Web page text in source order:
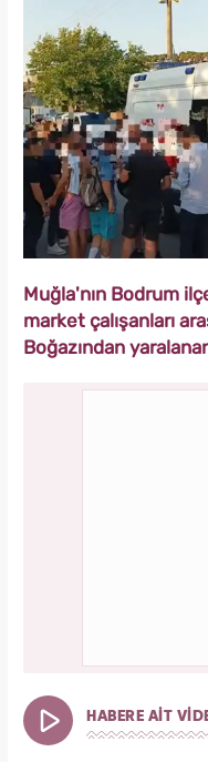
Muğla'nın Bodrum
market çalışanları
Boğazından
HABERE AİT